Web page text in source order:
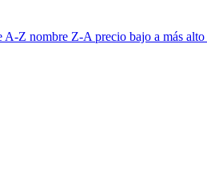
A-Z nombre Z-Aprecio bajo a más alto